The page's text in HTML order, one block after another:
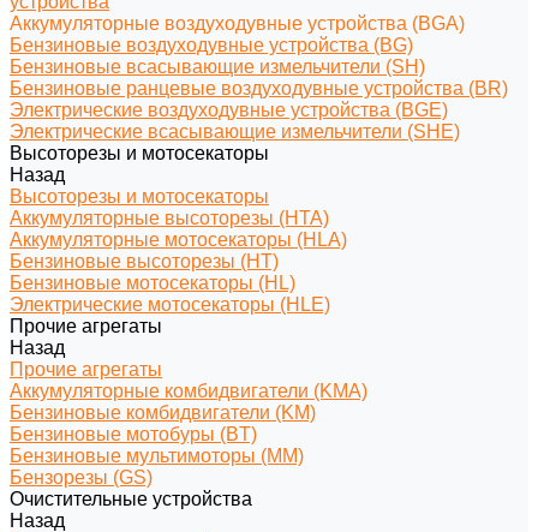
Аккумуляторные воздуходувные устройства (BGA)
Бензиновые воздуходувные устройства (BG)
Бензиновые всасывающие измельчители (SH)
Бензиновые ранцевые воздуходувные устройства (BR)
Электрические воздуходувные устройства (BGE)
Электрические всасывающие измельчители (SHE)
Высоторезы и мотосекаторы
Назад
Высоторезы и мотосекаторы
Аккумуляторные высоторезы (HTA)
Аккумуляторные мотосекаторы (HLA)
Бензиновые высоторезы (HT)
Бензиновые мотосекаторы (HL)
Электрические мотосекаторы (HLE)
Прочие агрегаты
Назад
Прочие агрегаты
Аккумуляторные комбидвигатели (KMA)
Бензиновые комбидвигатели (KM)
Бензиновые мотобуры (BT)
Бензиновые мультимоторы (MM)
Бензорезы (GS)
Очистительные устройства
Назад